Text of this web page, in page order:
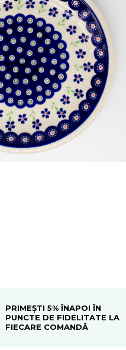
PRIMEȘTI 5% ÎNAPOI ÎN
PUNCTE DE FIDELITATE LA
FIECARE COMANDĂ